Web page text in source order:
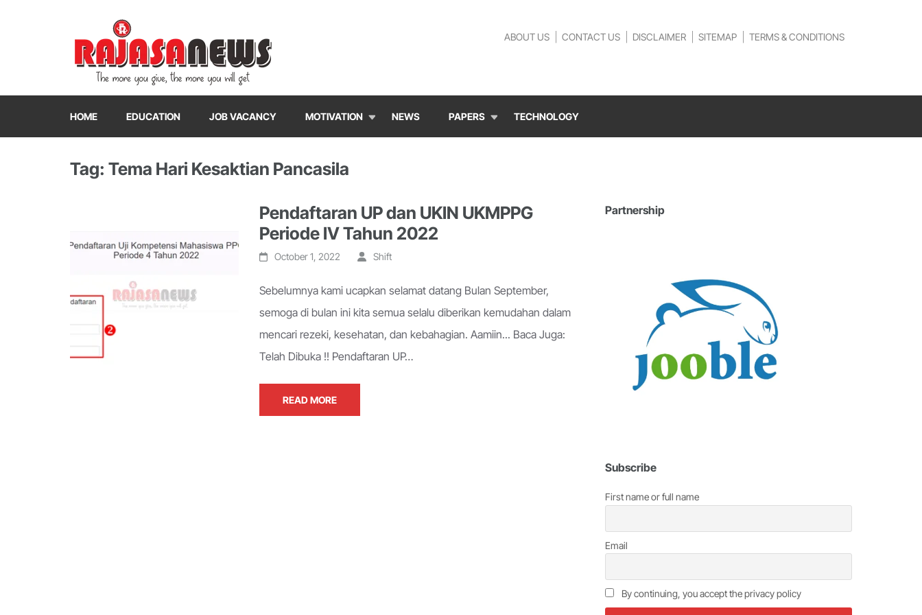
RajasaNews
"The more you give, the more you will get"
ABOUT US CONTACT US DISCLAIMER SITEMAP TERMS & CONDITIONS
HOME EDUCATION JOB VACANCY MOTIVATION NEWS PAPERS TECHNOLOGY
Tag: Tema Hari Kesaktian Pancasila
Pendaftaran UP dan UKIN UKMPPG
Periode IV Tahun 2022
October 1, 2022 Shift
Sebelumnya kami ucapkan selamat datang Bulan September,
semoga di bulan ini kita semua selalu diberikan kemudahan dalam
mencari rezeki, kesehatan, dan kebahagian. Aamiin... Baca Juga:
Telah Dibuka !! Pendaftaran UP…
READ MORE
Partnership
Subscribe
First name or full name
Email
By continuing, you accept the privacy policy